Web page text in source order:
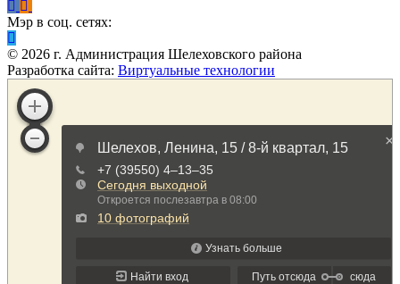
Мэр в соц. сетях:
© 2026 г. Администрация Шелеховского района
Разработка сайта: Виртуальные технологии